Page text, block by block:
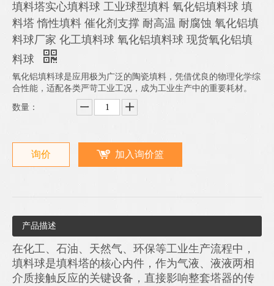
填料塔实心填料球 工业球型填料 氧化铝填料球 填
料塔 惰性填料 催化剂支撑 耐高温 耐腐蚀 氧化铝填
料球厂家 化工填料球 氧化铝填料球 现货氧化铝填
料球
氧化铝填料球是应用极为广泛的陶瓷填料，凭借优良的物理化学综
合性能，适配各类严苛工业工况，成为工业生产中的重要耗材。
数量：
询价 加入询价篮
产品描述
在化工、石油、天然气、环保等工业生产流程中，
填料球是填料塔的核心内件，作为气液、液液两相
介质接触反应的关键设备，直接影响整套塔器的传